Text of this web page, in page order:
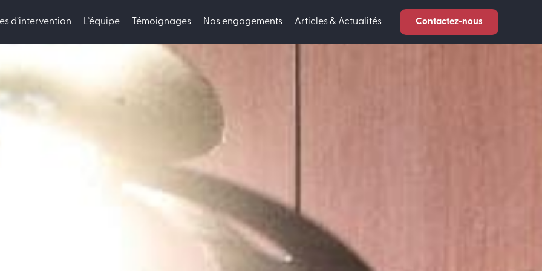
d’intervention L’équipe Témoignages Nos engagements Articles & Actualités Contactez-nous